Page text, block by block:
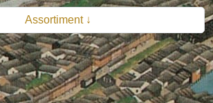
Assortiment ↓